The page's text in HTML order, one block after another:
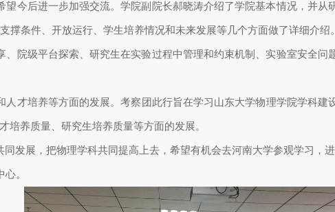
今后进一步加强交流。学院副院长郝晓涛介绍了学院基本情况，并
条件、开放运行、学生培养情况和未来发展等几个方面做了详细介绍。
院级平台探索、研究生在实验过程中管理和约束机制、实验室安全
人才培养等方面的发展。考察团此行旨在学习山东大学物理学院学科建
培养质量、研究生培养质量等方面的发展。
发展，把物理学科共同提高上去，希望有机会去河南大学参观学习，进
。